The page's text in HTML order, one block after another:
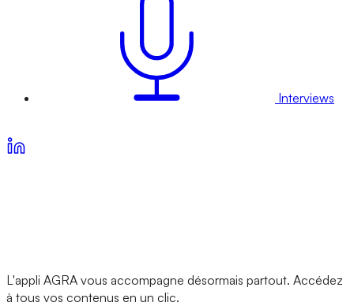
Interviews
L'appli AGRA vous accompagne désormais partout. Accédez
à tous vos contenus en un clic.